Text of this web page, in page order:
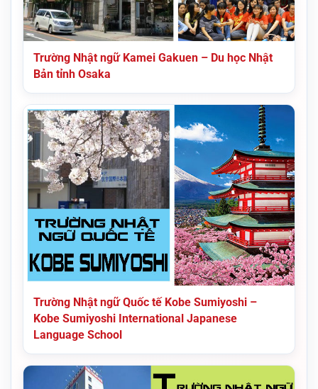
Trường Nhật ngữ Kamei Gakuen – Du học Nhật
Bản tỉnh Osaka
Trường Nhật ngữ Quốc tế Kobe Sumiyoshi –
Kobe Sumiyoshi International Japanese
Language School